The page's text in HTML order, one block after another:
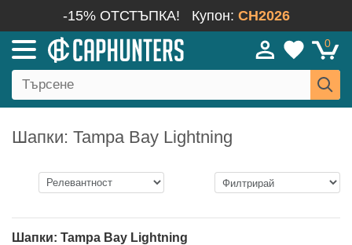
-15% ОТСТЪПКА! Купон: CH2026
0
Шапки: Tampa Bay Lightning
Шапки: Tampa Bay Lightning